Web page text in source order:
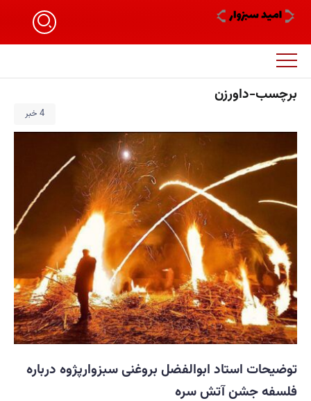
برچسب-داورزن
4 خبر
توضیحات استاد ابوالفضل بروغنی سبزوارپژوه درباره
فلسفه جشن آتش سره